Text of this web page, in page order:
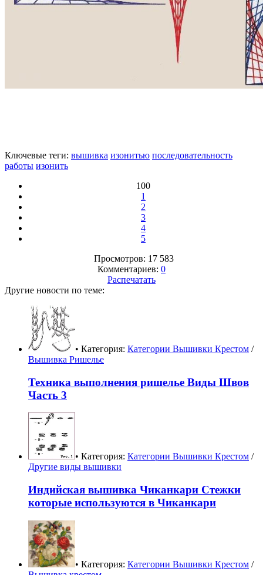
Ключевые теги: вышивка изонитью последовательность
работы изонить
100
1
2
3
4
5
Просмотров: 17 583
Комментариев: 0
Распечатать
Другие новости по теме:
• Категория: Категории Вышивки Крестом /
Вышивка Ришелье
Техника выполнения ришелье Виды Швов
Часть 3
• Категория: Категории Вышивки Крестом /
Другие виды вышивки
Индийская вышивка Чиканкари Стежки
которые используются в Чиканкари
• Категория: Категории Вышивки Крестом /